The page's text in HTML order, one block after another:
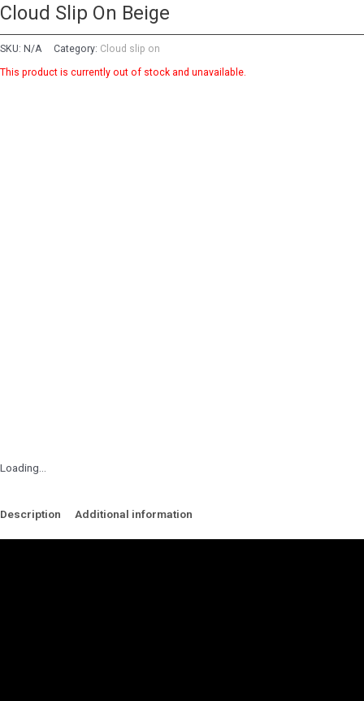
Cloud Slip On Beige
SKU: N/A Category: Cloud slip on
This product is currently out of stock and unavailable.
Loading...
Description Additional information